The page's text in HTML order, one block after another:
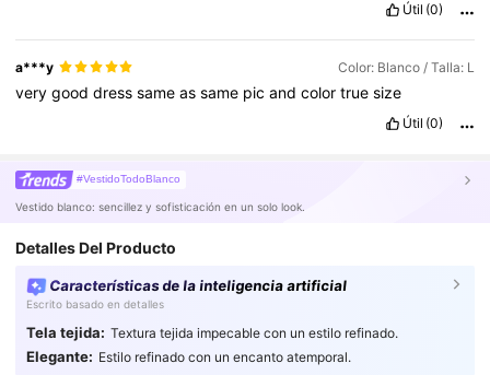
Útil (0)
a***y Color: Blanco / Talla: L
verygooddresssameassame picandcolortruesize
Útil (0)
#VestidoTodoBlanco
Vestido blanco: sencillez y sofisticación en un solo look.
Detalles Del Producto
Características de la inteligencia artificial
Escrito basado en detalles
Tela tejida: Textura tejida impecable con un estilo refinado.
Elegante: Estilo refinado con un encanto atemporal.
4,65 109K Seguidores